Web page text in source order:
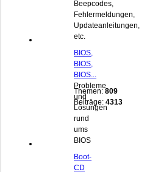
Beepcodes,
Fehlermeldungen,
Updateanleitungen,
etc.
BIOS,
BIOS,
BIOS...
Probleme
und
Lösungen
rund
ums
BIOS
Themen: 809
Beiträge: 4313
Boot-
CD